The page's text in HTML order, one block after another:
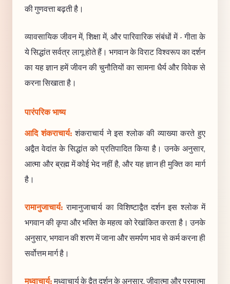
की गुणवत्ता बढ़ती है।
व्यावसायिक जीवन में, शिक्षा में, और पारिवारिक संबंधों में - गीता के
ये सिद्धांत सर्वत्र लागू होते हैं। भगवान के विराट विश्वरूप का दर्शन
का यह ज्ञान हमें जीवन की चुनौतियों का सामना धैर्य और विवेक से
करना सिखाता है।
पारंपरिक भाष्य
आदि शंकराचार्य: शंकराचार्य ने इस श्लोक की व्याख्या करते हुए
अद्वैत वेदांत के सिद्धांत को प्रतिपादित किया है। उनके अनुसार,
आत्मा और ब्रह्म में कोई भेद नहीं है, और यह ज्ञान ही मुक्ति का मार्ग
है।
रामानुजाचार्य: रामानुजाचार्य का विशिष्टाद्वैत दर्शन इस श्लोक में
भगवान की कृपा और भक्ति के महत्व को रेखांकित करता है। उनके
अनुसार, भगवान की शरण में जाना और समर्पण भाव से कर्म करना ही
सर्वोत्तम मार्ग है।
मध्वाचार्य:मध्वाचार्य के द्वैत दर्शन के अनुसार, जीवात्मा और परमात्मा